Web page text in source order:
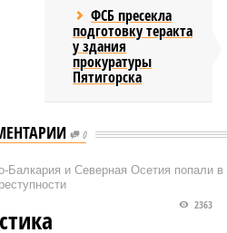
ФСБ пресекла
подготовку теракта
у здания
прокуратуры
Пятигорска
0
Балкария и Северная Осетия попали в
2363